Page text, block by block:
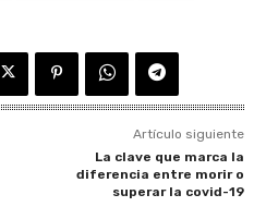
Artículo siguiente
La clave que marca la
diferencia entre morir o
superar la covid-19